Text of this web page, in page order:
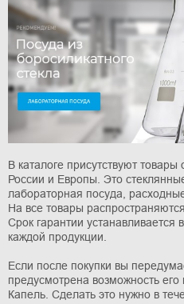
В каталоге присутствуют
России и Европы. Это
лабораторная посуда,
На все товары
Срок гарантии
каждой продукции.
Если после покупки вы
предусмотрена возможность его
Капель. Сделать это нужно в